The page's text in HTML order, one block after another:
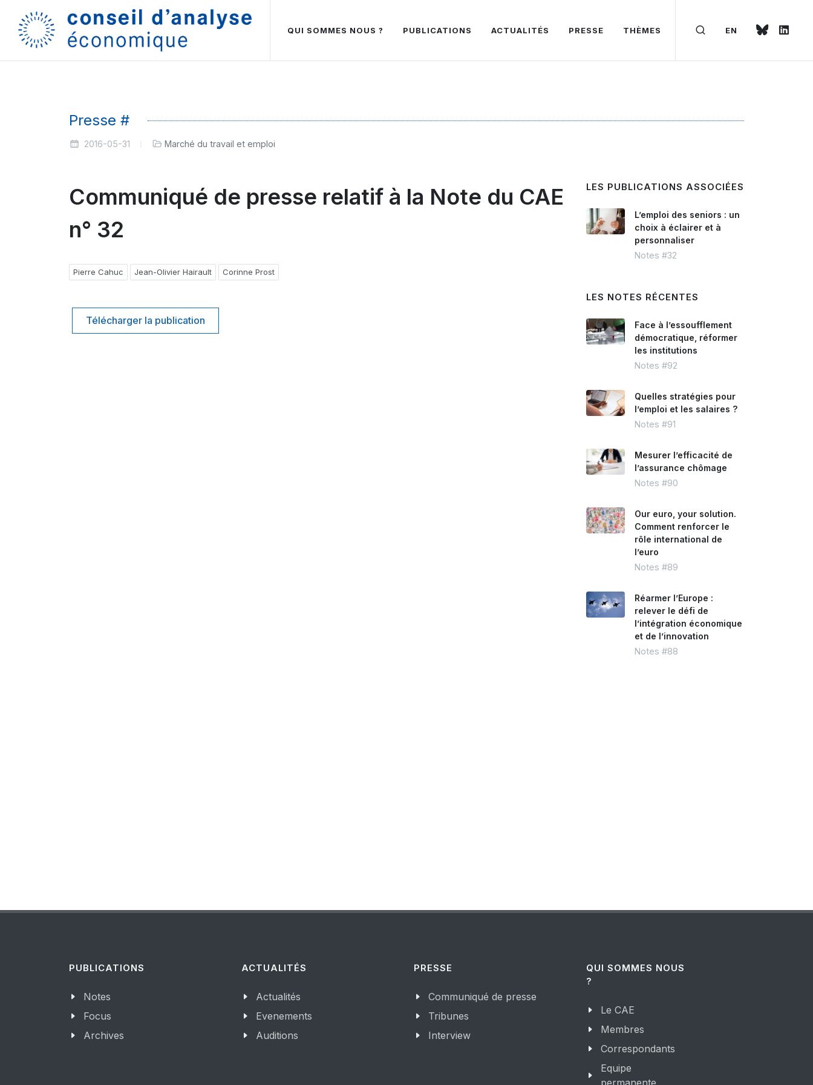
EN
QUI SOMMES NOUS ? PUBLICATIONS ACTUALITÉS PRESSE THÈMES
Presse #
2016-05-31 Marché du travail et emploi
Communiqué de presse relatif à la Note du CAE
n° 32
Pierre Cahuc Jean-Olivier Hairault Corinne Prost
Télécharger la publication
LES PUBLICATIONS ASSOCIÉES
L’emploi des seniors : un
choix à éclairer et à
personnaliser
Notes #32
LES NOTES RÉCENTES
Face à l’essoufflement
démocratique, réformer
les institutions
Notes #92
Quelles stratégies pour
l’emploi et les salaires ?
Notes #91
Mesurer l’efficacité de
l’assurance chômage
Notes #90
Our euro, your solution.
Comment renforcer le
rôle international de
l’euro
Notes #89
Réarmer l’Europe :
relever le défi de
l’intégration économique
et de l’innovation
Notes #88
PUBLICATIONS
Notes
Focus
Archives
ACTUALITÉS
Actualités
Evenements
Auditions
PRESSE
Communiqué de presse
Tribunes
Interview
QUI SOMMES NOUS
?
Le CAE
Membres
Correspondants
Equipe
permanente